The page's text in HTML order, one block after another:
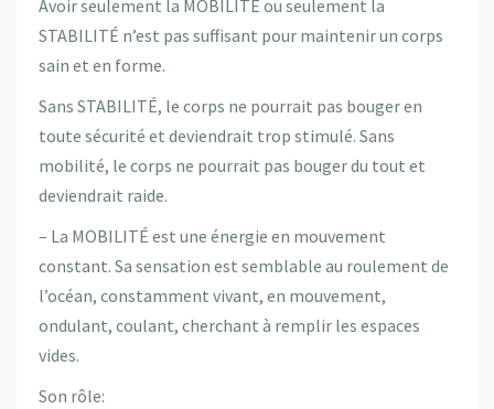
Avoir seulement la MOBILITÉ ou seulement la
STABILITÉ n’est pas suffisant pour maintenir un corps
sain et en forme.
Sans STABILITÉ, le corps ne pourrait pas bouger en
toute sécurité et deviendrait trop stimulé. Sans
mobilité, le corps ne pourrait pas bouger du tout et
deviendrait raide.
– La MOBILITÉ est une énergie en mouvement
constant. Sa sensation est semblable au roulement de
l’océan, constamment vivant, en mouvement,
ondulant, coulant, cherchant à remplir les espaces
vides.
Son rôle: